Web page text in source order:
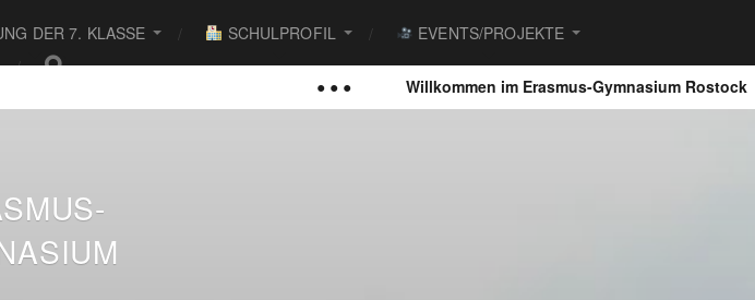
DER 7. KLASSE SCHULPROFIL EVENTS/PROJEKTE
Willkommen im Erasmus-Gymnasium Rostock ●